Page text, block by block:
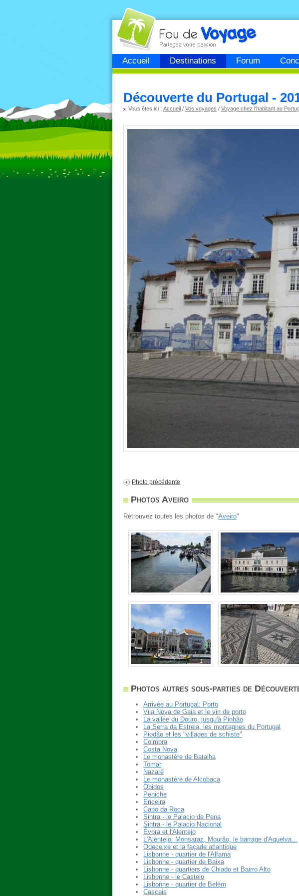
Accueil Destinations Forum
Fou devoyage
Découverte du Portugal -
Vous êtes ici : Accueil/ Vos voyages / Voyage chez l'habitant au
Photo précédente
Photos Aveiro
Retrouvez toutes les photos de "Aveiro"
Photos autres sous-parties de
Arrivée au Portugal: Porto
Vila Nova de Gaia et le vin de porto
La vallée du Douro, jusqu'à Pinhão
La Serra da Estrela, les montagnes du Portugal
Piodão et les "villages de schiste"
Coimbra
Costa Nova
Le monastère de Batalha
Tomar
Nazaré
Le monastère de Alcobaça
Óbidos
Peniche
Ericeira
Cabo da Roca
Sintra - le Palacio de Pena
Sintra - le Palacio Nacional
Évora et l'Alentejo
L'Alentejo: Monsaraz, Mourão, le barrage d'Aquelva...
Odeceixe et la façade atlantique
Lisbonne - quartier de l'Alfama
Lisbonne - quartier de Baixa
Lisbonne - quartiers de Chiado et Bairro Alto
Lisbonne - le Castelo
Lisbonne - quartier de Belém
Cascais